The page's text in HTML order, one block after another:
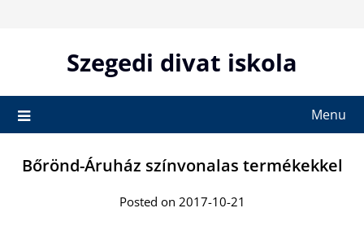
Szegedi divat iskola
Menu
Bőrönd-Áruház színvonalas termékekkel
Posted on 2017-10-21